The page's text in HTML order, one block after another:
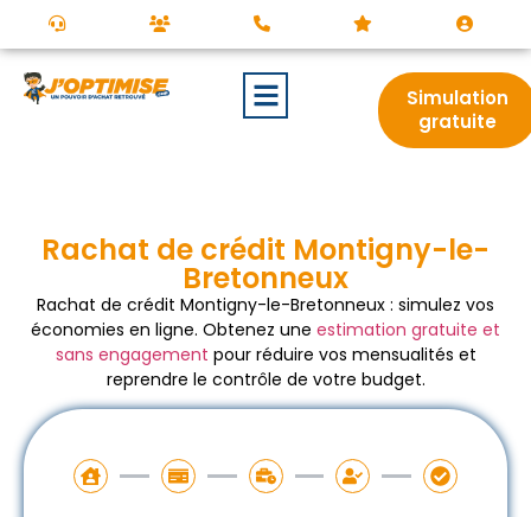
Simulation
gratuite
Rachat de crédit Montigny-le-
Bretonneux
Rachat de crédit Montigny-le-Bretonneux : simulez vos
économies en ligne. Obtenez une estimation gratuite et
sans engagement pour réduire vos mensualités et
reprendre le contrôle de votre budget.